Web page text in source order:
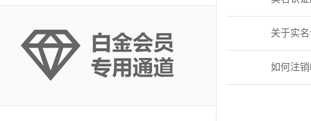
关于实
如何注